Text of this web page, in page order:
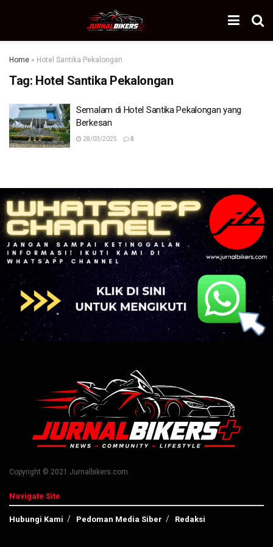
Home » Hotel Santika Pekalongan
Tag: Hotel Santika Pekalongan
Semalam di Hotel Santika Pekalongan yang
Berkesan
28/03/2025 0
Copyright © 2021 Jurnalbikers.com
Navigate Site
Hubungi Kami Pedoman Media Siber Redaksi